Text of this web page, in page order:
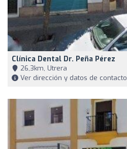
Clínica Dental Dr. Peña Pérez
26,3km, Utrera
Ver dirección y datos de contacto